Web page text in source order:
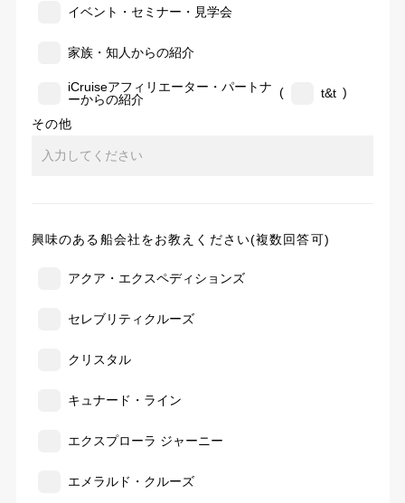
イベント・セミナー・見学会
家族・知人からの紹介
iCruiseアフィリエーター・パートナ
ーからの紹介
( t&t )
その他
興味のある船会社をお教えください(複数回答可)
アクア・エクスペディションズ
セレブリティクルーズ
クリスタル
キュナード・ライン
エクスプローラ ジャーニー
エメラルド・クルーズ